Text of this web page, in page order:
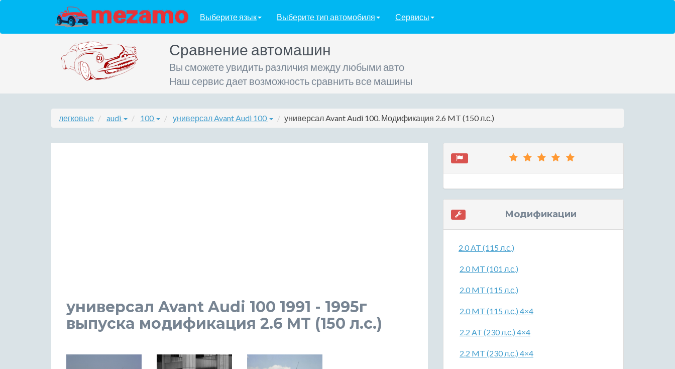
Выберите язык Выберите тип автомобиля Сервисы
Сравнение автомашин
Вы сможете увидить различия между любыми авто
Наш сервис дает возможность сравнить все машины
легковые audi 100 универсал Avant Audi 100 универсал Avant Audi 100. Модификация 2.6 MT (150 л.с.)
универсал Avant Audi 100 1991 - 1995г
выпуска модификация 2.6 MT (150 л.с.)
Модификации
2.0 AT (115 л.с.)
2.0 MT (101 л.с.)
2.0 MT (115 л.с.)
2.0 MT (115 л.с.) 4×4
2.2 AT (230 л.с.) 4×4
2.2 MT (230 л.с.) 4×4